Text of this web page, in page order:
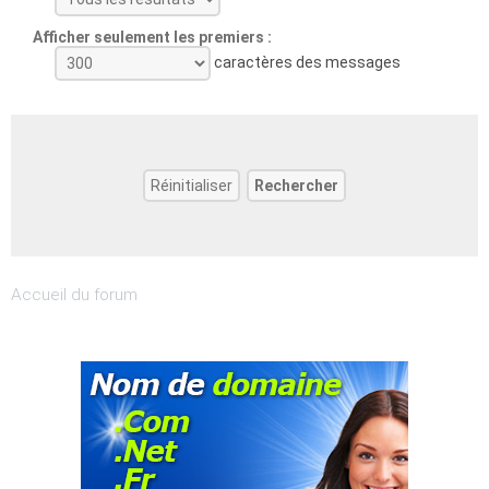
Afficher seulement les premiers :
caractères des messages
Accueil du forum